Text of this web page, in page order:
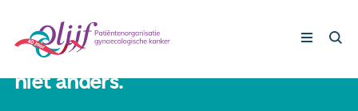
Linda (62): 'Het onbezorgde is weg.
Ik leef met de dood dichtbij; het is
niet anders.'